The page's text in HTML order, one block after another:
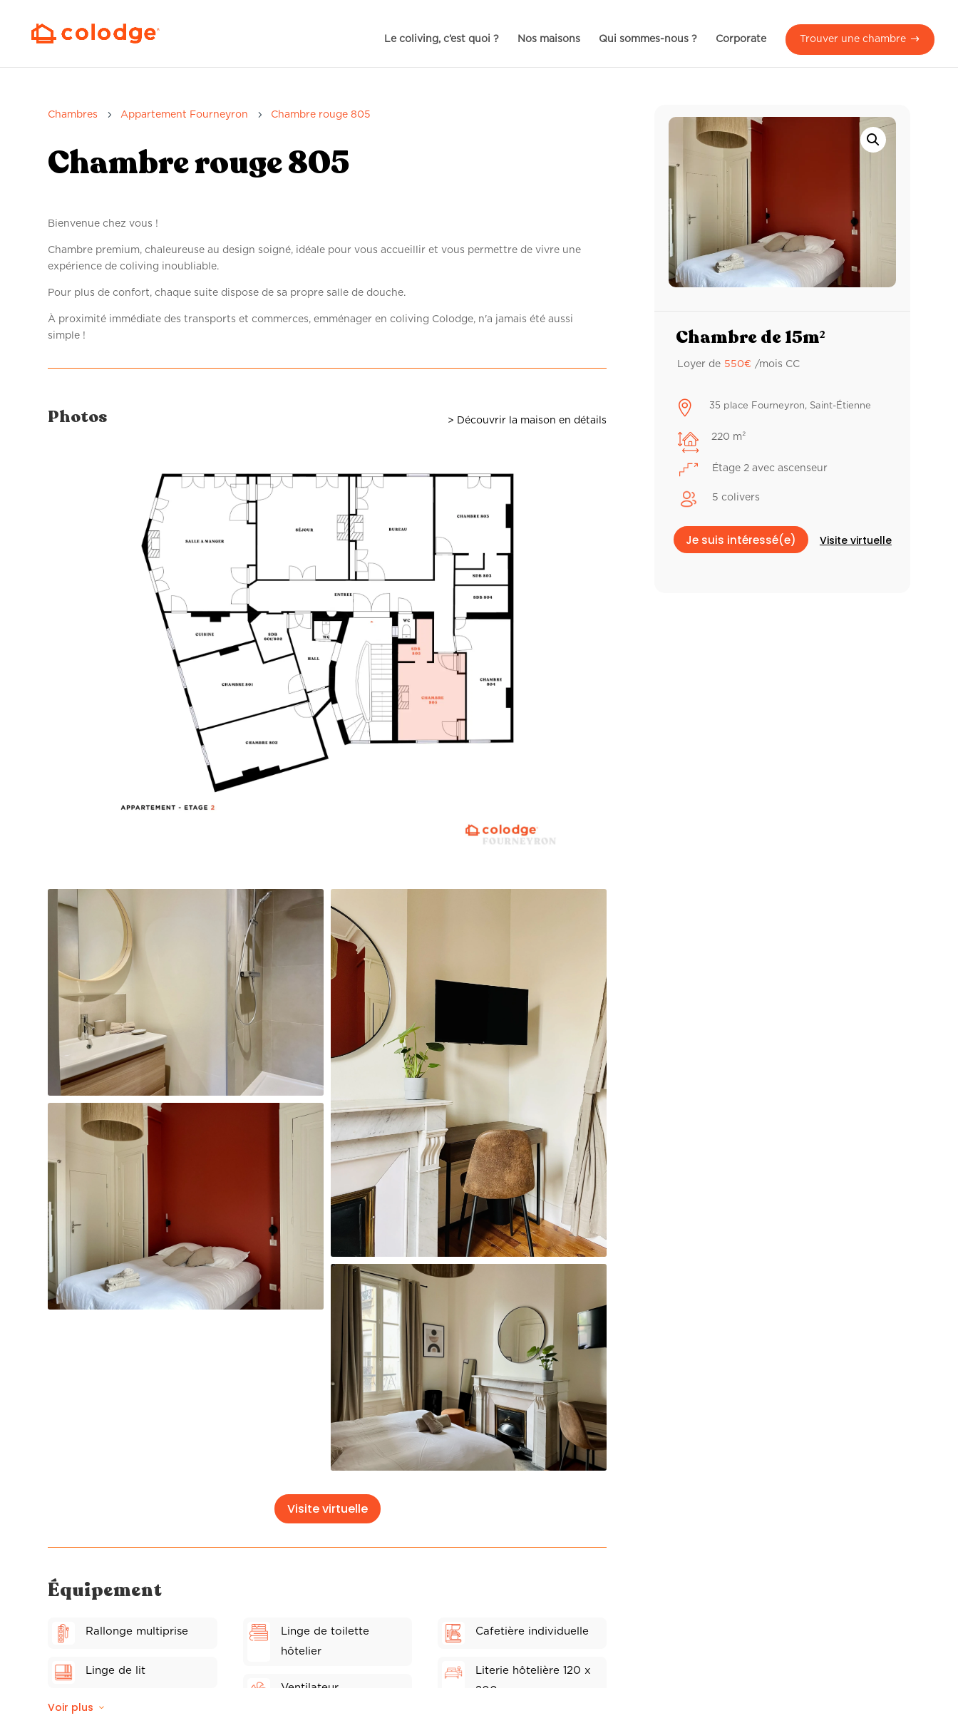
Le coliving, c’est quoi ? Nos maisons Qui sommes-nous ? Corporate Trouver une chambre
Chambres 5 Appartement Fourneyron 5 Chambre rouge 805
Chambre rouge 805
Bienvenue chez vous !
Chambre premium, chaleureuse au design soigné, idéale pour vous accueillir et vous permettre de vivre une
expérience de coliving inoubliable.
Pour plus de confort, chaque suite dispose de sa propre salle de douche.
À proximité immédiate des transports et commerces, emménager en coliving Colodge, n'a jamais été aussi
simple !
Photos > Découvrir la maison en détails
Visite virtuelle
Équipement
Rallonge multiprise
Linge de lit
Coffre fort
Linge de toilette
hôtelier
Ventilateur
Cafetière individuelle
Literie hôtelière 120 x
200
Voir plus
Chambre de 15m²
Loyer de 550€ /mois CC
 35 place Fourneyron, Saint-Étienne
220 m²
Étage 2 avec ascenseur
5 colivers
Je suis intéressé(e) Visite virtuelle